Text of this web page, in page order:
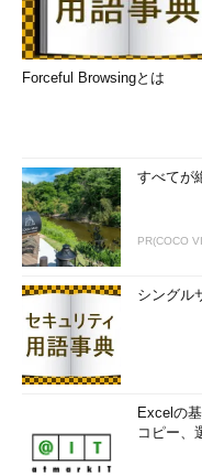
Forceful Browsingとは
すべてが
PR(COCO
シングル
Excelの
コピー、